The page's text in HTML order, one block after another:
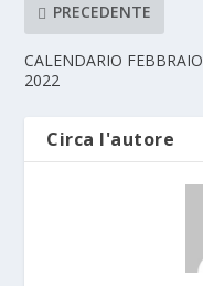
PRECEDENTE
CALENDARIO FEBBRAIO
2022
Circa l'autore